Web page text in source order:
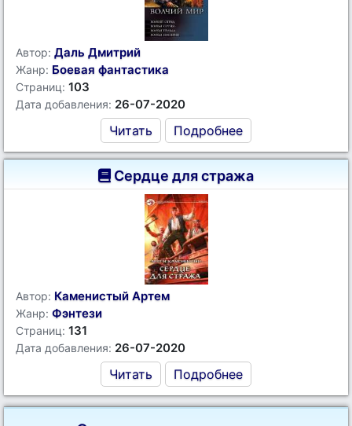
Автор: Даль Дмитрий
Жанр: Боевая фантастика
Страниц: 103
Дата добавления: 26-07-2020
Читать Подробнее
Сердце для стража
Автор: Каменистый Артем
Жанр: Фэнтези
Страниц: 131
Дата добавления: 26-07-2020
Читать Подробнее